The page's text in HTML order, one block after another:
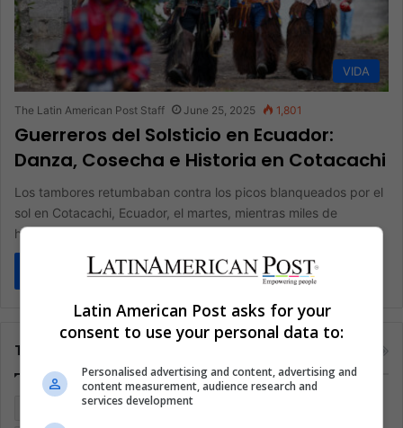
VIDA
The Latin American Post Staff June 25, 2025 1,801
Guerreros del Solsticio en Ecuador:
Danza, Cosecha e Historia en Cotacachi
Los tambores retumbaban contra los picos blanqueados por el
sol en Cotacachi, Ecuador, el martes, mientras miles de
hombres y…
Read More »
Tags
Brasil Cine
Latin American Post asks for your
consent to use your personal data to:
Personalised advertising and content, advertising and
content measurement, audience research and
services development